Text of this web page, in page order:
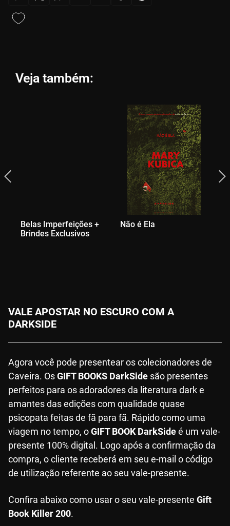
Veja também:
Belas Imperfeições +
Brindes Exclusivos
Não é Ela
VALE APOSTAR NO ESCURO COM A
DARKSIDE
Agora você pode presentear os colecionadores de
Caveira. OsGIFT BOOKS DarkSide são presentes
perfeitos para os adoradores da literatura dark e
amantes das edições com qualidade quase
psicopata feitas de fã para fã. Rápido como uma
viagem no tempo, oGIFT BOOK DarkSideé um vale-
presente 100% digital. Logo após a confirmação da
compra, o cliente receberá em seu e-mail o código
de utilização referente ao seu vale-presente.
Confira abaixo como usar o seu vale-presente Gift
Book Killer 200.